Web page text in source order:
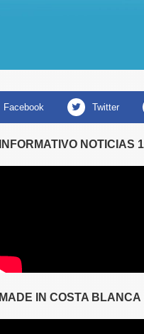
facebook twitter
INFORMATIVO NOTICIAS
MADE IN COSTA BLANCA